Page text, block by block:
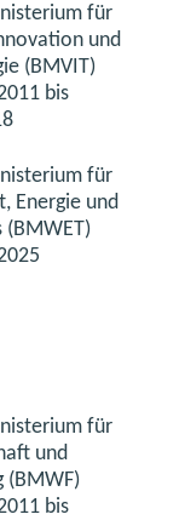
für
und
(BMVIT)
bis
für
Energie und
(BMWET)
für
und
(BMWF)
bis